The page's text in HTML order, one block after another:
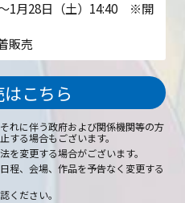
1月28日（土）14:40 ※開
販売
こちら
れに伴う政府および関係機関等の方
する場合もございます。
を変更する場合がございます。
程、会場、作品を予告なく変更する
ください。